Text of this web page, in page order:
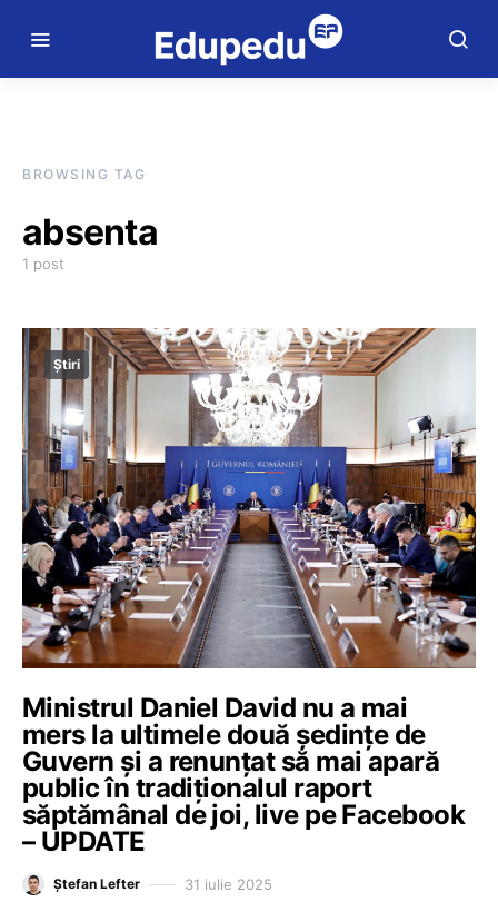
BROWSING TAG
absenta
1 post
Știri
Ministrul Daniel David nu a mai
mers la ultimele două ședințe de
Guvern și a renunțat să mai apară
public în tradiționalul raport
săptămânal de joi, live pe Facebook
– UPDATE
Ștefan Lefter 31 iulie 2025